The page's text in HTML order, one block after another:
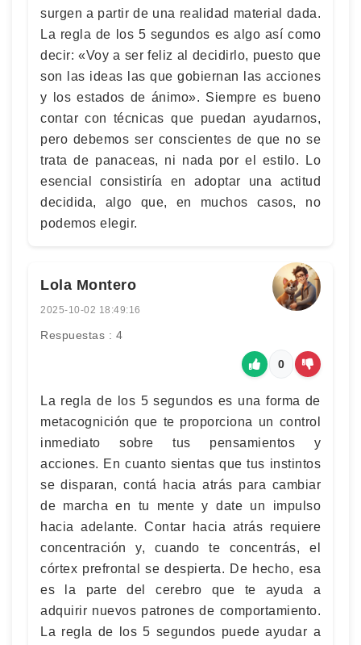
surgen a partir de una realidad material dada.
La regla de los 5 segundos es algo así como
decir: «Voy a ser feliz al decidirlo, puesto que
son las ideas las que gobiernan las acciones
y los estados de ánimo». Siempre es bueno
contar con técnicas que puedan ayudarnos,
pero debemos ser conscientes de que no se
trata de panaceas, ni nada por el estilo. Lo
esencial consistiría en adoptar una actitud
decidida, algo que, en muchos casos, no
podemos elegir.
Lola Montero
2025-10-02 18:49:16
Respuestas : 4
0
La regla de los 5 segundos es una forma de
metacognición que te proporciona un control
inmediato sobre tus pensamientos y
acciones. En cuanto sientas que tus instintos
se disparan, contá hacia atrás para cambiar
de marcha en tu mente y date un impulso
hacia adelante. Contar hacia atrás requiere
concentración y, cuando te concentrás, el
córtex prefrontal se despierta. De hecho, esa
es la parte del cerebro que te ayuda a
adquirir nuevos patrones de comportamiento.
La regla de los 5 segundos puede ayudar a